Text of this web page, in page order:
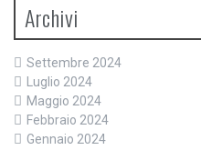
Archivi
Settembre 2024
Luglio 2024
Maggio 2024
Febbraio 2024
Gennaio 2024